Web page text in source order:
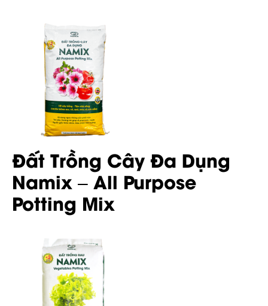
Đất Trồng Cây Đa Dụng
Namix – All Purpose
Potting Mix